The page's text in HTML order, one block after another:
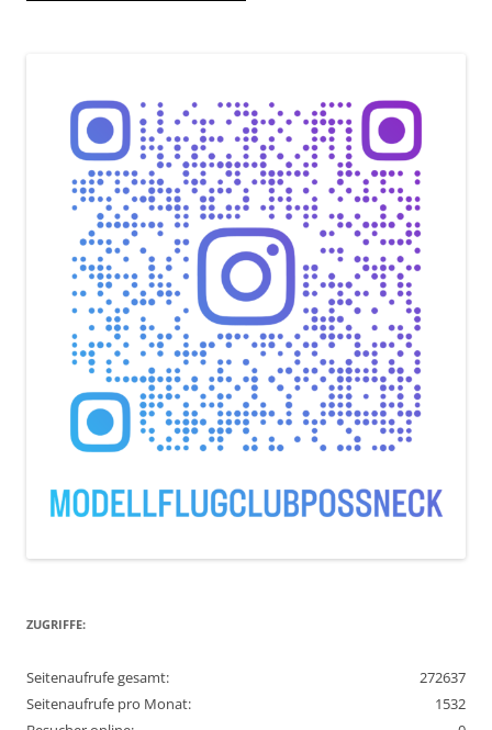
ZUGRIFFE:
272637
Seitenaufrufe gesamt:
1532
Seitenaufrufe pro Monat: